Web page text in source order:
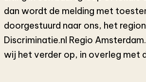
dan wordt de melding met
doorgestuurd naar ons, het
Discriminatie.nl Regio
wij het verder op, in overleg met